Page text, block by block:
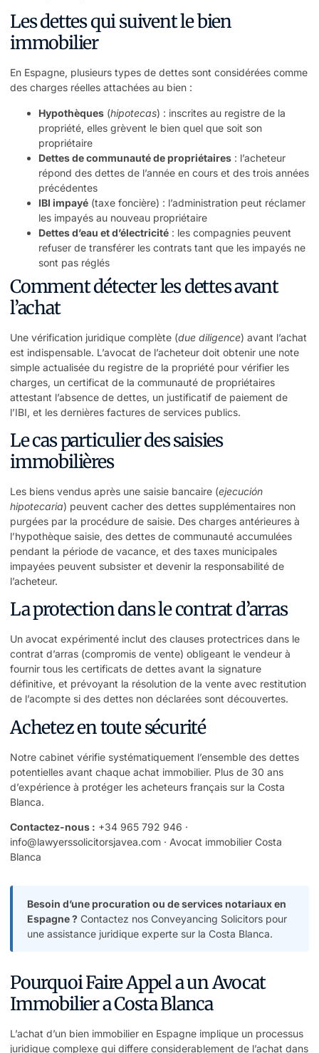
Les dettes qui suivent le bien
immobilier
En Espagne, plusieurs types de dettes sont considérées comme
des charges réelles attachées au bien :
Hypothèques (hipotecas) : inscrites au registre de la
propriété, elles grèvent le bien quel que soit son
propriétaire
Dettes de communauté de propriétaires : l’acheteur
répond des dettes de l’année en cours et des trois années
précédentes
IBI impayé (taxe foncière) : l’administration peut réclamer
les impayés au nouveau propriétaire
Dettes d’eau et d’électricité : les compagnies peuvent
refuser de transférer les contrats tant que les impayés ne
sont pas réglés
Comment détecter les dettes avant
l’achat
Une vérification juridique complète (due diligence) avant l’achat
est indispensable. L’avocat de l’acheteur doit obtenir une note
simple actualisée du registre de la propriété pour vérifier les
charges, un certificat de la communauté de propriétaires
attestant l’absence de dettes, un justificatif de paiement de
l’IBI, et les dernières factures de services publics.
Le cas particulier des saisies
immobilières
Les biens vendus après une saisie bancaire (ejecución
hipotecaria) peuvent cacher des dettes supplémentaires non
purgées par la procédure de saisie. Des charges antérieures à
l’hypothèque saisie, des dettes de communauté accumulées
pendant la période de vacance, et des taxes municipales
impayées peuvent subsister et devenir la responsabilité de
l’acheteur.
La protection dans le contrat d’arras
Un avocat expérimenté inclut des clauses protectrices dans le
contrat d’arras (compromis de vente) obligeant le vendeur à
fournir tous les certificats de dettes avant la signature
définitive, et prévoyant la résolution de la vente avec restitution
de l’acompte si des dettes non déclarées sont découvertes.
Achetez en toute sécurité
Notre cabinet vérifie systématiquement l’ensemble des dettes
potentielles avant chaque achat immobilier. Plus de 30 ans
d’expérience à protéger les acheteurs français sur la Costa
Blanca.
Contactez-nous : +34 965 792 946 ·
info@lawyerssolicitorsjavea.com · Avocat immobilier Costa
Blanca
Besoin d’une procuration ou de services notariaux en
Espagne ? Contactez nos Conveyancing Solicitors pour
une assistance juridique experte sur la Costa Blanca.
Pourquoi Faire Appel a un Avocat
Immobilier a Costa Blanca
L’achat d’un bien immobilier en Espagne implique un processus
juridique complexe qui differe considerablement de l’achat dans